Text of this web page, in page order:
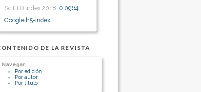
SciELO Index 2018: 0.0964
Google h5-index
DE LA REVISTA
Navegar
Por edición
Por autor
Por título